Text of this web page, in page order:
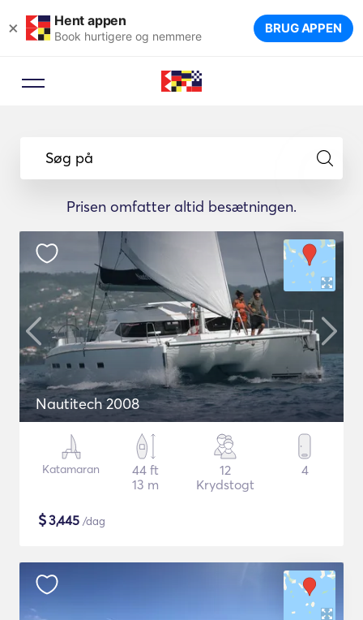
× Hent appen
Book hurtigere og nemmere BRUG APPEN
Søg på
Prisen omfatter altid besætningen.
Nautitech 2008
Katamaran
44 ft
13 m
12
Krydstogt
4
$3,445 /dag